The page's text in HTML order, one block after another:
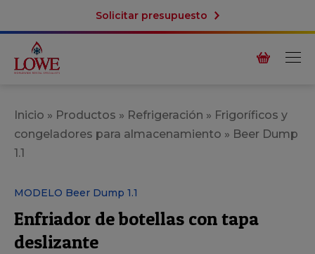
Solicitar presupuesto
Inicio » Productos » Refrigeración » Frigoríficos y
congeladores para almacenamiento » Beer Dump
1.1
MODELO Beer Dump 1.1
Enfriador de botellas con tapa
deslizante